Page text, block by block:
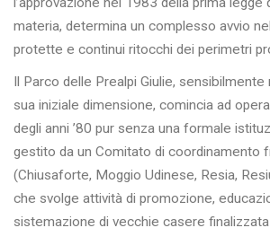
materia, determina un complesso avvio
protette e continui ritocchi dei perimetri
Il Parco delle Prealpi Giulie,
sua iniziale dimensione, comincia ad
degli anni ’80 pur senza una formale
gestito da un Comitato di coordinamento
(Chiusaforte, Moggio Udinese, Resia,
che svolge attività di promozione,
sistemazione di vecchie casere finalizzata